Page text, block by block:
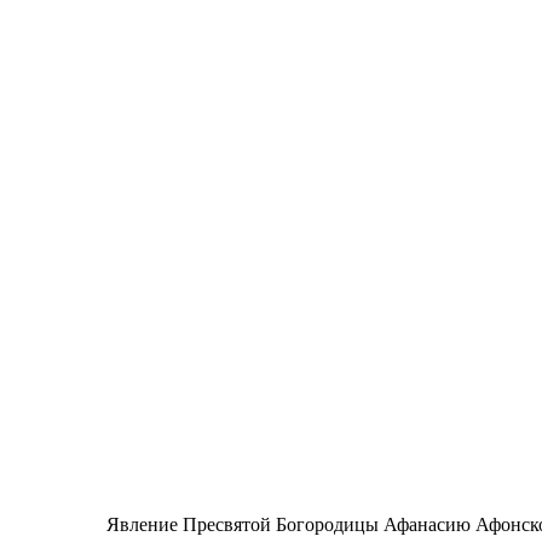
Явление Пресвятой Богородицы Афанасию